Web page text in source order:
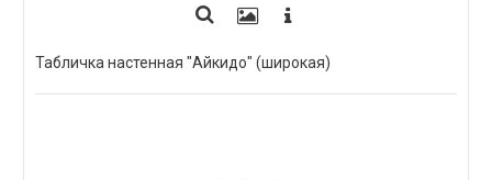
Табличка настенная "Айкидо" (широкая)